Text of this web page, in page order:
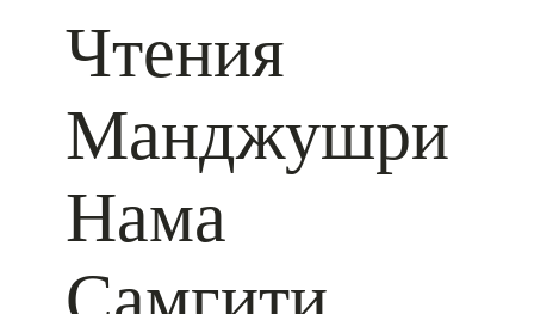
Чтения
Манджушри
Нама